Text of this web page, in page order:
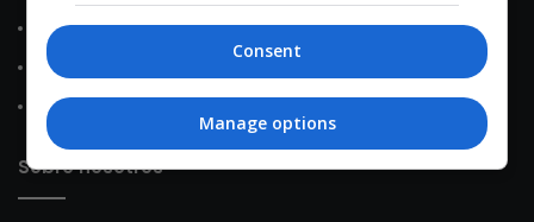
Contacto
Política de Privacidad
Política de Cookies
Sobre nosotros
Consent
Manage options